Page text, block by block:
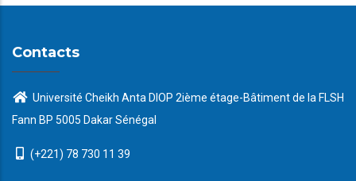
Contacts
Université Cheikh Anta DIOP 2ième étage-Bâtiment de la FLSH
Fann BP 5005 Dakar Sénégal
(+221) 78 730 11 39